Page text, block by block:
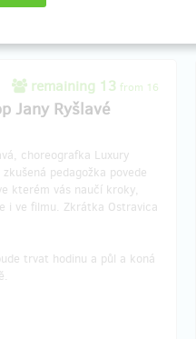
remaining 13 from 16
Jany Ryšlavé
choreografka Luxury
pedagožka povede
kterém vás naučí kroky,
i ve filmu. Zkrátka Ostravica
trvat hodinu a půl a koná